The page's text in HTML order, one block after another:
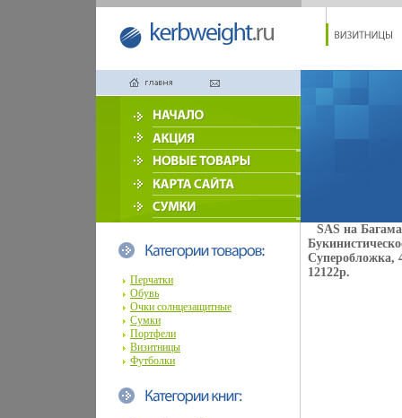
Перчатки
Обувь
Очки солнцезащитные
Сумки
Портфели
Визитницы
Футболки
SAS на
Суперобложка,
12122p.